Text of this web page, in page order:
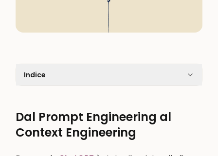
Indice
Dal Prompt Engineering al
Context Engineering